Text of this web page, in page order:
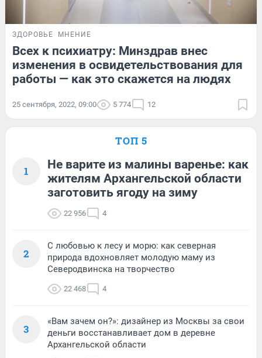
ЗДОРОВЬЕ МНЕНИЕ
Всех к психиатру: Минздрав внес
изменения в освидетельствования для
работы — как это скажется на людях
25 сентября, 2022, 09:00 5 774 12
ТОП 5
1
Не варите из малины варенье: как
жителям Архангельской области
заготовить ягоду на зиму
22 956 4
2
С любовью к лесу и морю: как северная
природа вдохновляет молодую маму из
Северодвинска на творчество
22 468 4
3
«Вам зачем он?»: дизайнер из Москвы за свои
деньги восстанавливает дом в деревне
Архангельской области